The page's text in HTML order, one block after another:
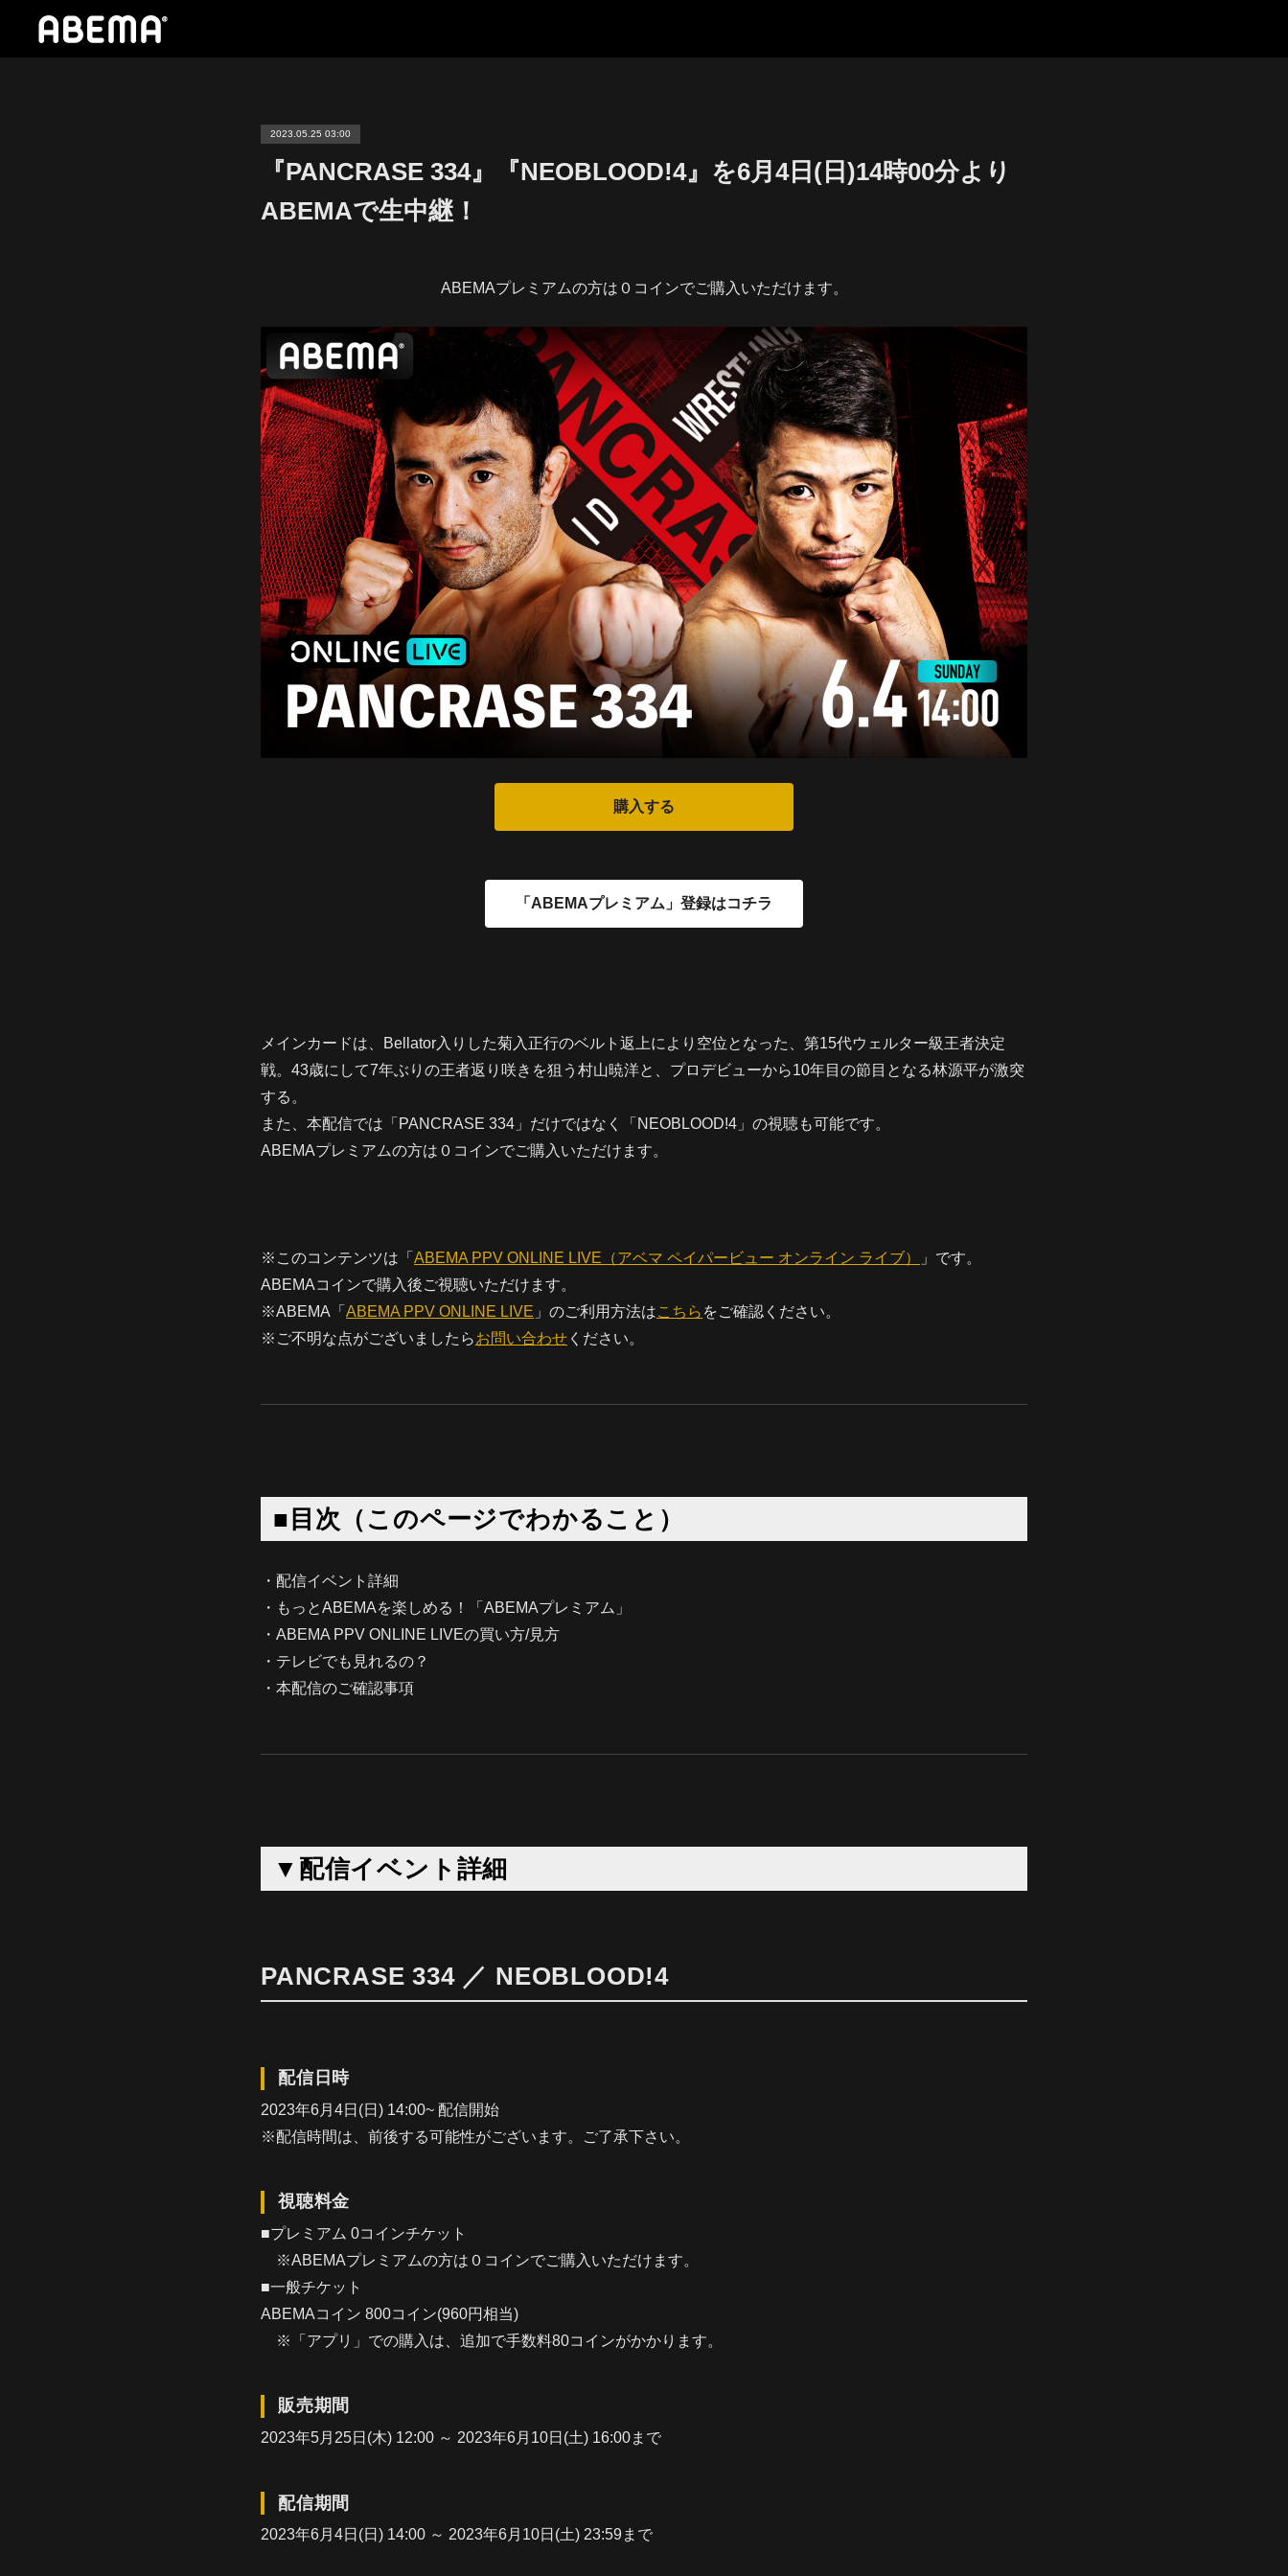
2023.05.25 03:00
『PANCRASE 334』『NEOBLOOD!4』を6月4日(日)14時00分より
ABEMAで生中継！
ABEMAプレミアムの方は０コインでご購入いただけます。
メインカードは、Bellator入りした菊入正行のベルト返上により空位となった、第15代ウェルター級王者決定
戦。43歳にして7年ぶりの王者返り咲きを狙う村山暁洋と、プロデビューから10年目の節目となる林源平が激突
する。
また、本配信では「PANCRASE 334」だけではなく「NEOBLOOD!4」の視聴も可能です。
ABEMAプレミアムの方は０コインでご購入いただけます。
※このコンテンツは「 ABEMA PPV ONLINE LIVE（アベマ ペイパービュー オンライン ライブ）
」です。
ABEMAコインで購入後ご視聴いただけます。
※ABEMA「 ABEMA PPV ONLINE LIVE 」のご利用方法はこちら をご確認ください。
※ご不明な点がございましたらお問い合わせ ください。
■目次（このページでわかること）
・配信イベント詳細
・もっとABEMAを楽しめる！「ABEMAプレミアム」
・ABEMA PPV ONLINE LIVEの買い方/見方
・テレビでも見れるの？
・本配信のご確認事項
▼配信イベント詳細
PANCRASE 334 ／ NEOBLOOD!4
配信日時
2023年6月4日(日) 14:00~ 配信開始
※配信時間は、前後する可能性がございます。ご了承下さい。
視聴料金
■プレミアム 0コインチケット
※ABEMAプレミアムの方は０コインでご購入いただけます。
■一般チケット
ABEMAコイン 800コイン(960円相当)
※「アプリ」での購入は、追加で手数料80コインがかかります。
販売期間
2023年5月25日(木) 12:00 ～ 2023年6月10日(土) 16:00まで
配信期間
2023年6月4日(日) 14:00 ～ 2023年6月10日(土) 23:59まで